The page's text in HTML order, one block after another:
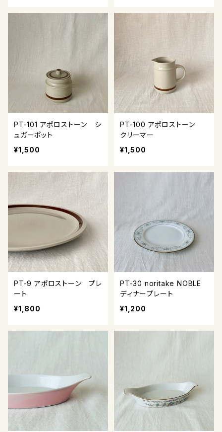
PT-101 アポロストーン シ
ュガーポット
¥1,500
PT-100 アポロストーン
クリーマー
¥1,500
PT-9 アポロストーン プレ
ート
¥1,800
PT-30 noritake NOBLE
ディナープレート
¥1,200